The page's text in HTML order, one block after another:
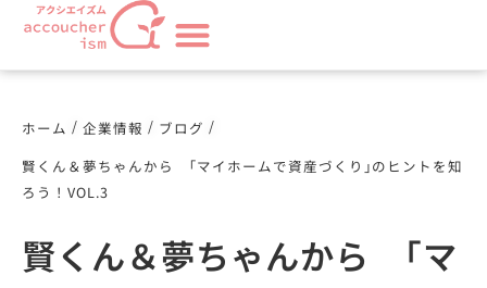
ホーム / 企業情報 / ブログ /
賢くん＆夢ちゃんから ｢マイホームで資産づくり｣のヒントを知
ろう！VOL.3
賢くん＆夢ちゃんから ｢マ